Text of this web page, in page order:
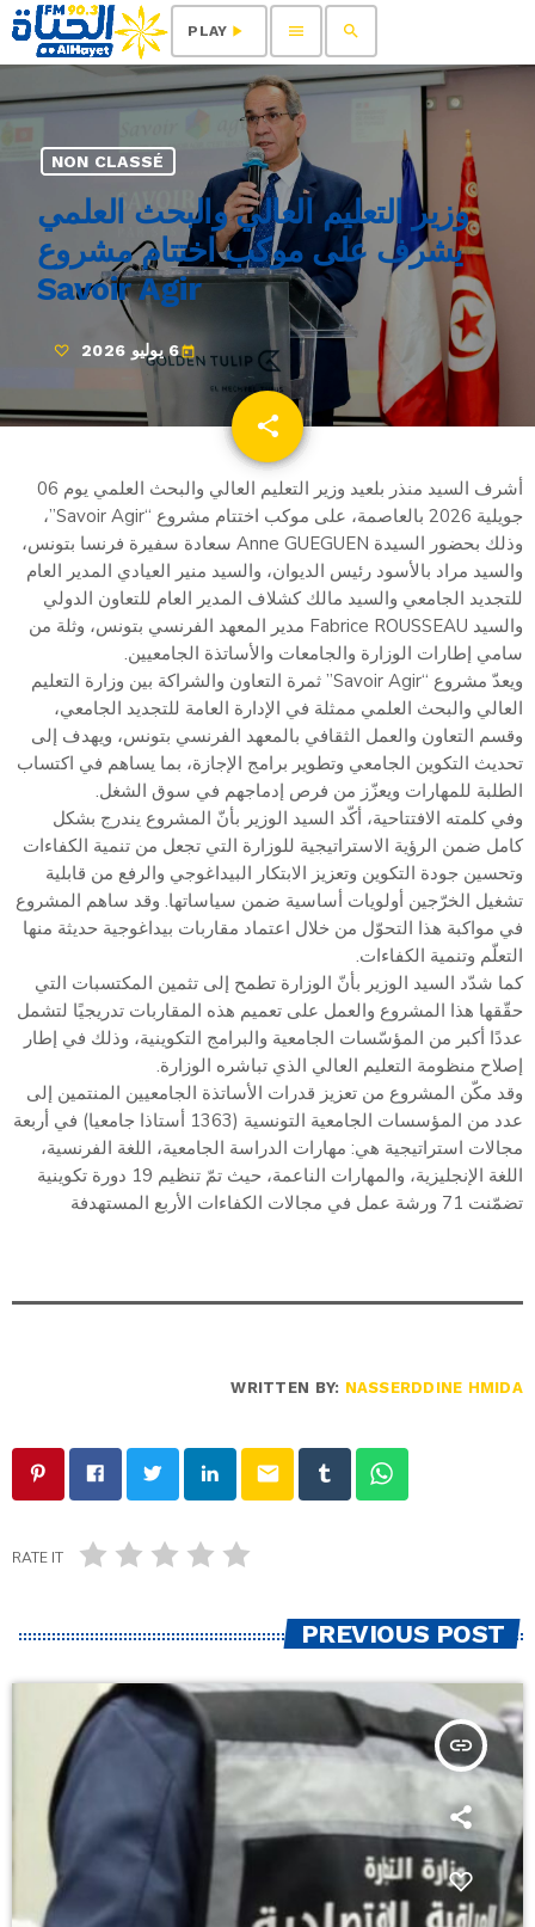
search
menu
play_arrow
PLAY
NON CLASSÉ
وزير التعليم العالي والبحث العلمي
يشرف على موكب اختتام مشروع
Savoir Agir
today6 يوليو 2026
share
email
أشرف السيد منذر بلعيد وزير التعليم العالي والبحث العلمي يوم 06
جويلية 2026 بالعاصمة، على موكب اختتام مشروع “Savoir Agir”،
وذلك بحضور السيدة Anne GUEGUEN سعادة سفيرة فرنسا بتونس،
والسيد مراد بالأسود رئيس الديوان، والسيد منير العيادي المدير العام
للتجديد الجامعي والسيد مالك كشلاف المدير العام للتعاون الدولي
والسيد Fabrice ROUSSEAU مدير المعهد الفرنسي بتونس، وثلة من
سامي إطارات الوزارة والجامعات والأساتذة الجامعيين.
ويعدّ مشروع “Savoir Agir” ثمرة التعاون والشراكة بين وزارة التعليم
العالي والبحث العلمي ممثلة في الإدارة العامة للتجديد الجامعي،
وقسم التعاون والعمل الثقافي بالمعهد الفرنسي بتونس، ويهدف إلى
تحديث التكوين الجامعي وتطوير برامج الإجازة، بما يساهم في اكتساب
الطلبة للمهارات ويعزّز من فرص إدماجهم في سوق الشغل.
وفي كلمته الافتتاحية، أكّد السيد الوزير بأنّ المشروع يندرج بشكل
كامل ضمن الرؤية الاستراتيجية للوزارة التي تجعل من تنمية الكفاءات
وتحسين جودة التكوين وتعزيز الابتكار البيداغوجي والرفع من قابلية
تشغيل الخرّجين أولويات أساسية ضمن سياساتها. وقد ساهم المشروع
في مواكبة هذا التحوّل من خلال اعتماد مقاربات بيداغوجية حديثة منها
التعلّم وتنمية الكفاءات.
كما شدّد السيد الوزير بأنّ الوزارة تطمح إلى تثمين المكتسبات التي
حقّقها هذا المشروع والعمل على تعميم هذه المقاربات تدريجيًا لتشمل
عددًا أكبر من المؤسّسات الجامعية والبرامج التكوينية، وذلك في إطار
إصلاح منظومة التعليم العالي الذي تباشره الوزارة.
وقد مكّن المشروع من تعزيز قدرات الأساتذة الجامعيين المنتمين إلى
عدد من المؤسسات الجامعية التونسية (1363 أستاذا جامعيا) في أربعة
مجالات استراتيجية هي: مهارات الدراسة الجامعية، اللغة الفرنسية،
اللغة الإنجليزية، والمهارات الناعمة، حيث تمّ تنظيم 19 دورة تكوينية
تضمّنت 71 ورشة عمل في مجالات الكفاءات الأربع المستهدفة
WRITTEN BY: NASSERDDINE HMIDA
email
RATE IT
PREVIOUS POST
insert_link